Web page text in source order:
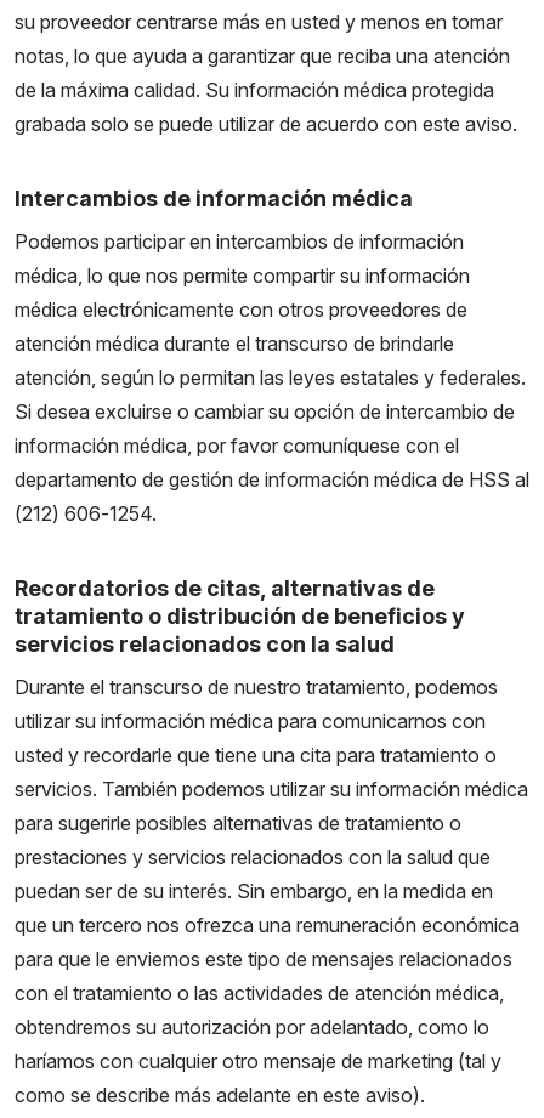
su proveedor centrarse más en usted y menos en tomar
notas, lo que ayuda a garantizar que reciba una atención
de la máxima calidad. Su información médica protegida
grabada solo se puede utilizar de acuerdo con este aviso.
Intercambios de información médica
Podemos participar en intercambios de información
médica, lo que nos permite compartir su información
médica electrónicamente con otros proveedores de
atención médica durante el transcurso de brindarle
atención, según lo permitan las leyes estatales y federales.
Si desea excluirse o cambiar su opción de intercambio de
información médica, por favor comuníquese con el
departamento de gestión de información médica de HSS al
(212) 606-1254.
Recordatorios de citas, alternativas de
tratamiento o distribución de beneficios y
servicios relacionados con la salud
Durante el transcurso de nuestro tratamiento, podemos
utilizar su información médica para comunicarnos con
usted y recordarle que tiene una cita para tratamiento o
servicios. También podemos utilizar su información médica
para sugerirle posibles alternativas de tratamiento o
prestaciones y servicios relacionados con la salud que
puedan ser de su interés. Sin embargo, en la medida en
que un tercero nos ofrezca una remuneración económica
para que le enviemos este tipo de mensajes relacionados
con el tratamiento o las actividades de atención médica,
obtendremos su autorización por adelantado, como lo
haríamos con cualquier otro mensaje de marketing (tal y
como se describe más adelante en este aviso).